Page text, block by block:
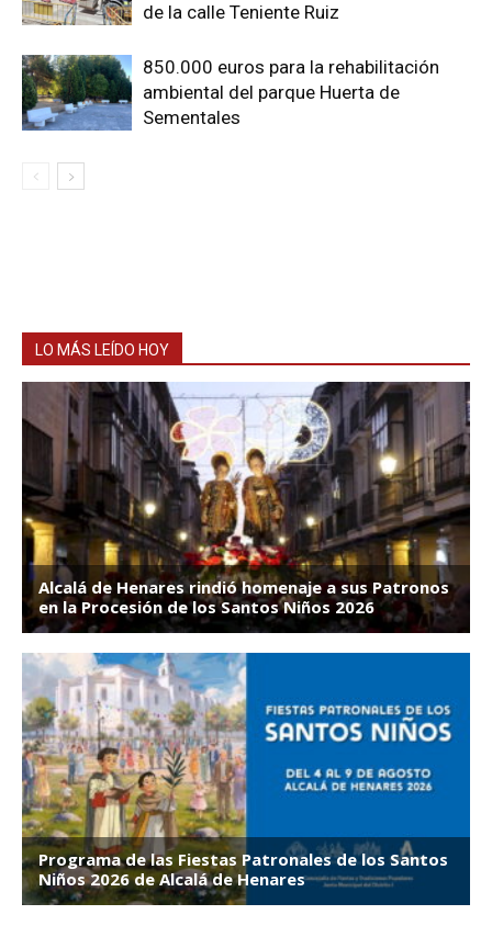
de la calle Teniente Ruiz
850.000 euros para la rehabilitación
ambiental del parque Huerta de
Sementales
LO MÁS LEÍDO HOY